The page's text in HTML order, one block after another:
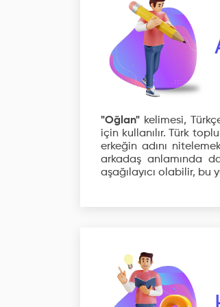
"Oğlan" kelimesi,
için kullanılır. Türk
erkeğin adını
arkadaş anlamında
aşağılayıcı olabilir, bu